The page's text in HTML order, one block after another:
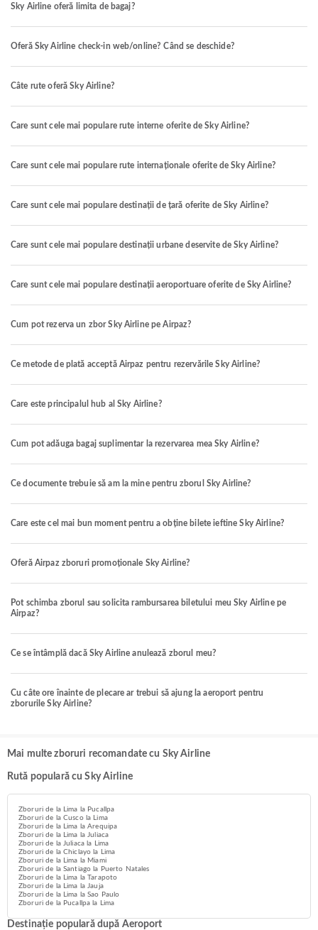
Sky Airline oferă limita de bagaj?
Oferă Sky Airline check-in web/online? Când se deschide?
Câte rute oferă Sky Airline?
Care sunt cele mai populare rute interne oferite de Sky Airline?
Care sunt cele mai populare rute internaționale oferite de Sky Airline?
Care sunt cele mai populare destinații de țară oferite de Sky Airline?
Care sunt cele mai populare destinații urbane deservite de Sky Airline?
Care sunt cele mai populare destinații aeroportuare oferite de Sky Airline?
Cum pot rezerva un zbor Sky Airline pe Airpaz?
Ce metode de plată acceptă Airpaz pentru rezervările Sky Airline?
Care este principalul hub al Sky Airline?
Cum pot adăuga bagaj suplimentar la rezervarea mea Sky Airline?
Ce documente trebuie să am la mine pentru zborul Sky Airline?
Care este cel mai bun moment pentru a obține bilete ieftine Sky Airline?
Oferă Airpaz zboruri promoționale Sky Airline?
Pot schimba zborul sau solicita rambursarea biletului meu Sky Airline pe
Airpaz?
Ce se întâmplă dacă Sky Airline anulează zborul meu?
Cu câte ore înainte de plecare ar trebui să ajung la aeroport pentru
zborurile Sky Airline?
Mai multe zboruri recomandate cu Sky Airline
Rută populară cu Sky Airline
Zboruri de la Lima la Pucallpa
Zboruri de la Cusco la Lima
Zboruri de la Lima la Arequipa
Zboruri de la Lima la Juliaca
Zboruri de la Juliaca la Lima
Zboruri de la Chiclayo la Lima
Zboruri de la Lima la Miami
Zboruri de la Santiago la Puerto Natales
Zboruri de la Lima la Tarapoto
Zboruri de la Lima la Jauja
Zboruri de la Lima la Sao Paulo
Zboruri de la Pucallpa la Lima
Destinație populară după Aeroport